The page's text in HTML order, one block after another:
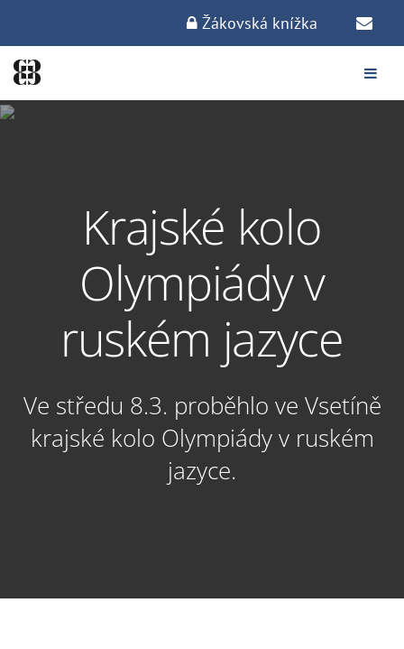
Žákovská knížka
Krajské kolo
Olympiády v
ruském jazyce
Ve středu 8.3. proběhlo ve Vsetíně
krajské kolo Olympiády v ruském
jazyce.